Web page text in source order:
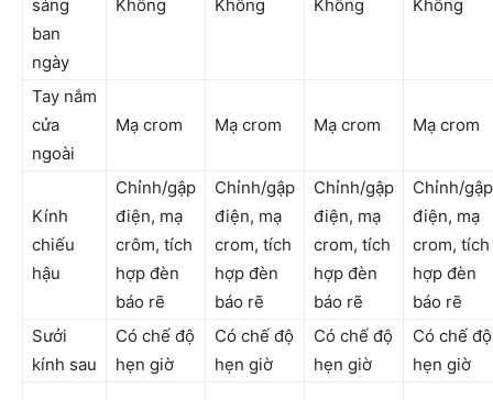
sáng
ban
ngày
Không Không Không Không
Tay nắm
cửa
ngoài
Mạ crom Mạ crom Mạ crom Mạ crom
Kính
chiếu
hậu
Chỉnh/gập
điện, mạ
crôm, tích
hợp đèn
báo rẽ
Chỉnh/gập
điện, mạ
crom, tích
hợp đèn
báo rẽ
Chỉnh/gập
điện, mạ
crom, tích
hợp đèn
báo rẽ
Chỉnh/gập
điện, mạ
crom, tích
hợp đèn
báo rẽ
Sưởi
kính sau
Có chế độ
hẹn giờ
Có chế độ
hẹn giờ
Có chế độ
hẹn giờ
Có chế độ
hẹn giờ